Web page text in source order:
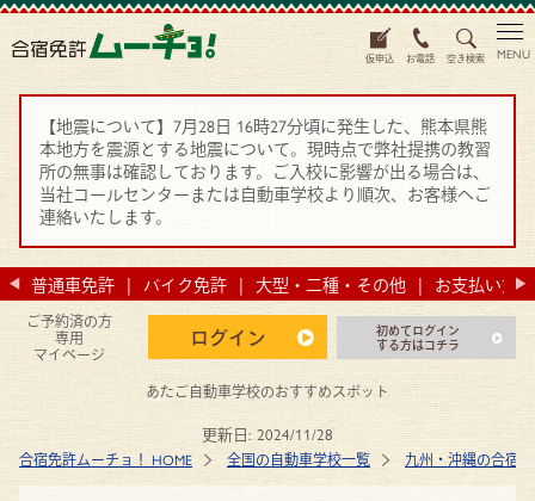
仮申込 お電話 空き検索
【地震について】7月28日 16時27分頃に発生した、熊本県熊
本地方を震源とする地震について。現時点で弊社提携の教習
所の無事は確認しております。ご入校に影響が出る場合は、
当社コールセンターまたは自動車学校より順次、お客様へご
連絡いたします。
普通車免許 バイク免許 大型・二種・その他 お支払い方法
ご予約済の方
専用
マイページ
ログイン
初めてログイン
する方はコチラ
MENU
あたご自動車学校のおすすめスポット
更新日: 2024/11/28
合宿免許ムーチョ！ HOME 全国の自動車学校一覧 九州・沖縄の合宿